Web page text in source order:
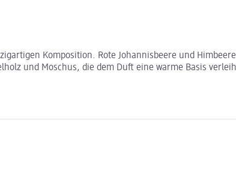
Komposition. Rote Johannisbeere und
und Moschus, die dem Duft eine warme Basis